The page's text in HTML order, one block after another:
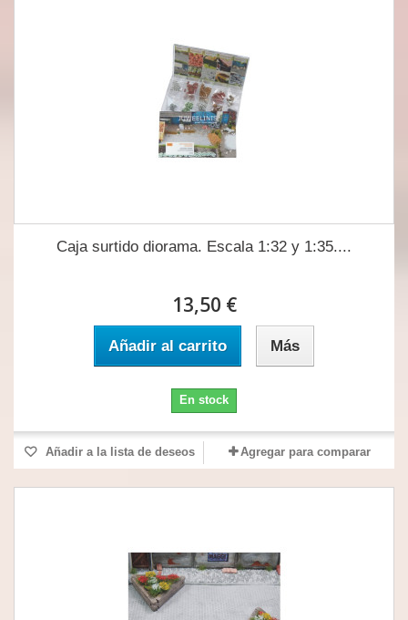
Caja surtido diorama. Escala 1:32 y 1:35....
13,50 €
Añadir al carrito Más
En stock
Añadir a la lista de deseos Agregar para comparar